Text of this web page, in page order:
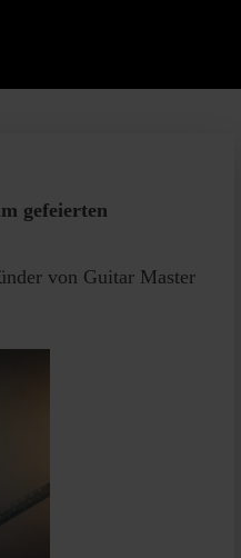
gefeierten
von Guitar Master